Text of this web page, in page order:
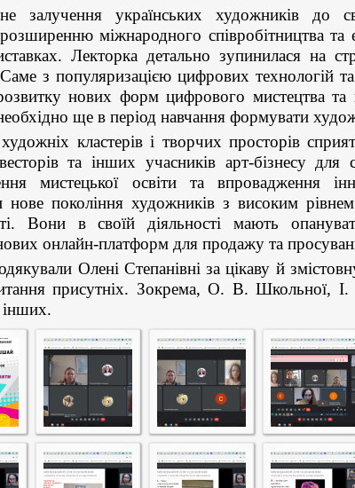
залучення українських художників до
міжнародного співробітництва та
Лекторка детально зупинилася на
з популяризацією цифрових технологій та
нових форм цифрового мистецтва та
ще в період навчання формувати
кластерів і творчих просторів
та інших учасників арт-бізнесу для
мистецької освіти та впровадження
нове покоління художників з високим
Вони в своїй діяльності мають
онлайн-платформ для продажу та
Олені Степанівні за цікаву й
присутніх. Зокрема, О. В. Школьної,
інших.